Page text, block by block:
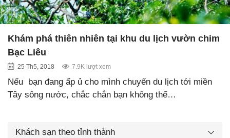
Khám phá thiên nhiên tại khu du lịch vườn chim
Bạc Liêu
25 Th5, 2018 7.9K lượt xem
Nếu bạn đang ấp ủ cho mình chuyến du lịch tới miền
Tây sông nước, chắc chắn bạn không thể…
Khách sạn theo tỉnh thành